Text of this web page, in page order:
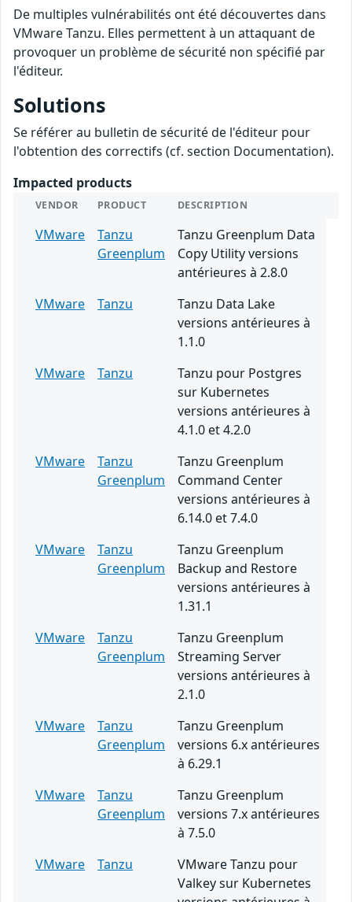
De multiples vulnérabilités ont été découvertes dans
VMware Tanzu. Elles permettent à un attaquant de
provoquer un problème de sécurité non spécifié par
l'éditeur.
Solutions
Se référer au bulletin de sécurité de l'éditeur pour
l'obtention des correctifs (cf. section Documentation).
Impacted products
VENDOR PRODUCT DESCRIPTION
VMware
Tanzu
Greenplum
Tanzu Greenplum Data
Copy Utility versions
antérieures à 2.8.0
VMware
Tanzu
Tanzu Data Lake
versions antérieures à
1.1.0
VMware
Tanzu
Tanzu pour Postgres
sur Kubernetes
versions antérieures à
4.1.0 et 4.2.0
VMware
Tanzu
Greenplum
Tanzu Greenplum
Command Center
versions antérieures à
6.14.0 et 7.4.0
VMware
Tanzu
Greenplum
Tanzu Greenplum
Backup and Restore
versions antérieures à
1.31.1
VMware
Tanzu
Greenplum
Tanzu Greenplum
Streaming Server
versions antérieures à
2.1.0
VMware
Tanzu
Greenplum
Tanzu Greenplum
versions 6.x antérieures
à 6.29.1
VMware
Tanzu
Greenplum
Tanzu Greenplum
versions 7.x antérieures
à 7.5.0
VMware
Tanzu
VMware Tanzu pour
Valkey sur Kubernetes